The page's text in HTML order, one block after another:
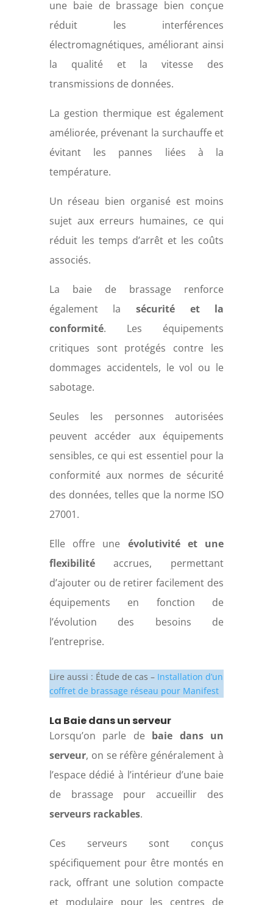
une baie de brassage bien conçue
réduit les interférences
électromagnétiques, améliorant ainsi
la qualité et la vitesse des
transmissions de données.
La gestion thermique est également
améliorée, prévenant la surchauffe et
évitant les pannes liées à la
température.
Un réseau bien organisé est moins
sujet aux erreurs humaines, ce qui
réduit les temps d’arrêt et les coûts
associés.
La baie de brassage renforce
également la sécurité et la
conformité. Les équipements
critiques sont protégés contre les
dommages accidentels, le vol ou le
sabotage.
Seules les personnes autorisées
peuvent accéder aux équipements
sensibles, ce qui est essentiel pour la
conformité aux normes de sécurité
des données, telles que la norme ISO
27001.
Elle offre une évolutivité et une
flexibilitéaccrues, permettant
d’ajouter ou de retirer facilement des
équipements en fonction de
l’évolution des besoins de
l’entreprise.
Lire aussi : Étude de cas – Installation d’un
coffret de brassage réseau pour Manifest
La Baie dans un serveur
Lorsqu’on parle de baie dans un
serveur, on se réfère généralement à
l’espace dédié à l’intérieur d’une baie
de brassage pour accueillir des
serveurs rackables.
Ces serveurs sont conçus
spécifiquement pour être montés en
rack, offrant une solution compacte
et modulaire pour les centres de